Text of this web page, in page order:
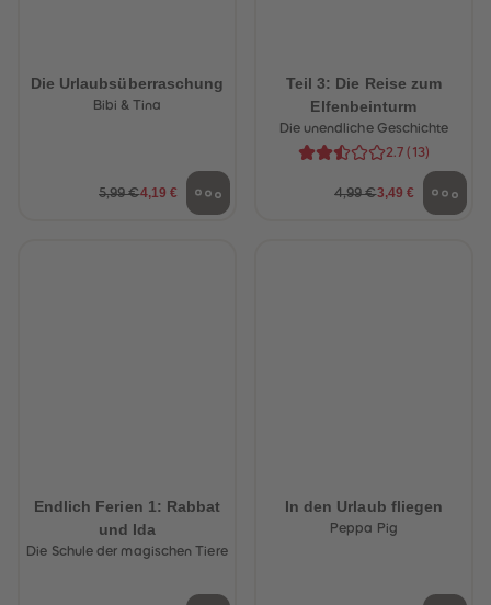
Die Urlaubsüberraschung
Bibi & Tina
5,99 €4,19 €
Teil 3: Die Reise zum
Elfenbeinturm
Die unendliche Geschichte
2.7 ( 13)
4,99 €3,49 €
Endlich Ferien 1: Rabbat
und Ida
Die Schule der magischen Tiere
In den Urlaub fliegen
Peppa Pig